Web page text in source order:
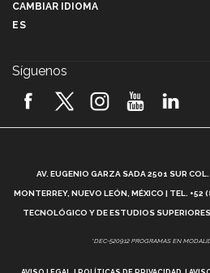
2026! (video)
¿Cómo es el Modelo
Vida Tec: Feminismo e
CAMBIAR IDIOMA
ES
Síguenos
AV. EUGENIO GARZA SADA 2501 SUR
MONTERREY, NUEVO LEÓN, MÉXICO | TEL.
TECNOLÓGICO Y DE ESTUDIOS
*DEC-520912 PROGRAMAS EN